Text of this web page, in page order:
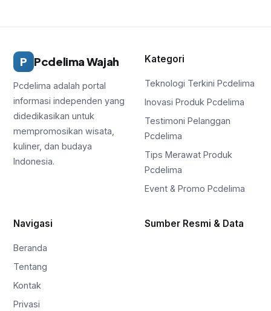
P Pcdelima Wajah
Pcdelima adalah portal
informasi independen yang
didedikasikan untuk
mempromosikan wisata,
kuliner, dan budaya
Indonesia.
Kategori
Teknologi Terkini Pcdelima
Inovasi Produk Pcdelima
Testimoni Pelanggan
Pcdelima
Tips Merawat Produk
Pcdelima
Event & Promo Pcdelima
Navigasi
Beranda
Tentang
Kontak
Privasi
Sumber Resmi & Data